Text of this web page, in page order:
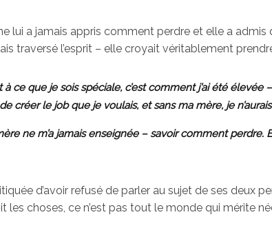
lui a jamais appris comment perdre et elle a admis
traversé l’esprit – elle croyait véritablement
à ce que je sois spéciale, c’est comment j’ai été élevée
créer le job que je voulais, et sans ma mère, je
ne m’a jamais enseignée – savoir comment perdre.
d’avoir refusé de parler au sujet de ses deux
les choses, ce n’est pas tout le monde qui mérite